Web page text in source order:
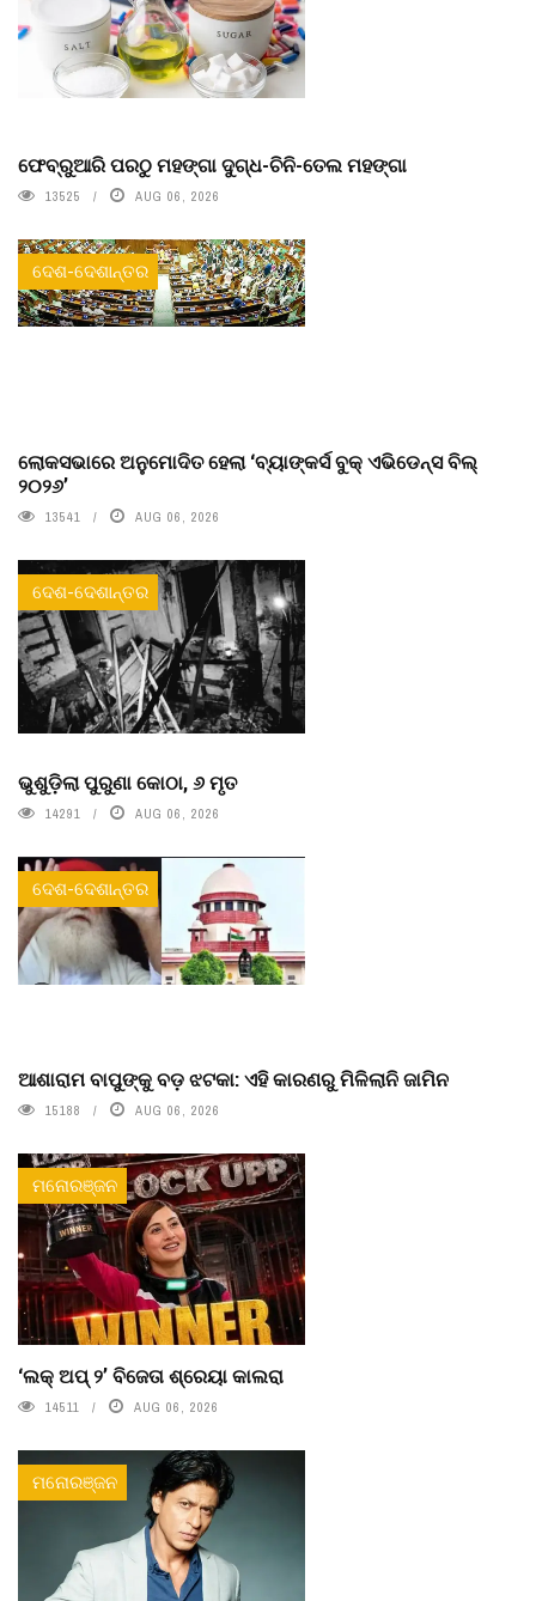
ଫେବ୍ରୁଆରି ପରଠୁ ମହଙ୍ଗା ଦୁଗ୍ଧ-ଚିନି-ତେଲ ମହଙ୍ଗା
13525 AUG 06, 2026
ଦେଶ-ଦେଶାନ୍ତର
ଲୋକସଭାରେ ଅନୁମୋଦିତ ହେଲା ‘ବ୍ୟାଙ୍କର୍ସ ବୁକ୍ ଏଭିଡେନ୍ସ ବିଲ୍
୨୦୨୬’
13541 AUG 06, 2026
ଦେଶ-ଦେଶାନ୍ତର
ଭୁଶୁଡ଼ିଲା ପୁରୁଣା କୋଠା, ୬ ମୃତ
14291 AUG 06, 2026
ଦେଶ-ଦେଶାନ୍ତର
ଆଶାରାମ ବାପୁଙ୍କୁ ବଡ଼ ଝଟକା: ଏହି କାରଣରୁ ମିଳିଲାନି ଜାମିନ
15188 AUG 06, 2026
ମନୋରଞ୍ଜନ
‘ଲକ୍ ଅପ୍ ୨’ ବିଜେତା ଶ୍ରେୟା କାଲରା
14511 AUG 06, 2026
ମନୋରଞ୍ଜନ